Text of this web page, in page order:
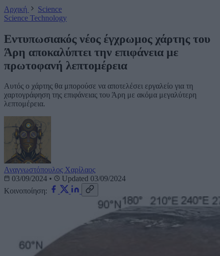
Αρχική
Science
Science Technology
Εντυπωσιακός νέος έγχρωμος χάρτης του
Άρη αποκαλύπτει την επιφάνεια με
πρωτοφανή λεπτομέρεια
Αυτός ο χάρτης θα μπορούσε να αποτελέσει εργαλείο για τη
χαρτογράφηση της επιφάνειας του Άρη με ακόμα μεγαλύτερη
λεπτομέρεια.
Αναγνωστόπουλος Χαρίλαος
03/09/2024 •
Updated 03/09/2024
Κοινοποίηση: